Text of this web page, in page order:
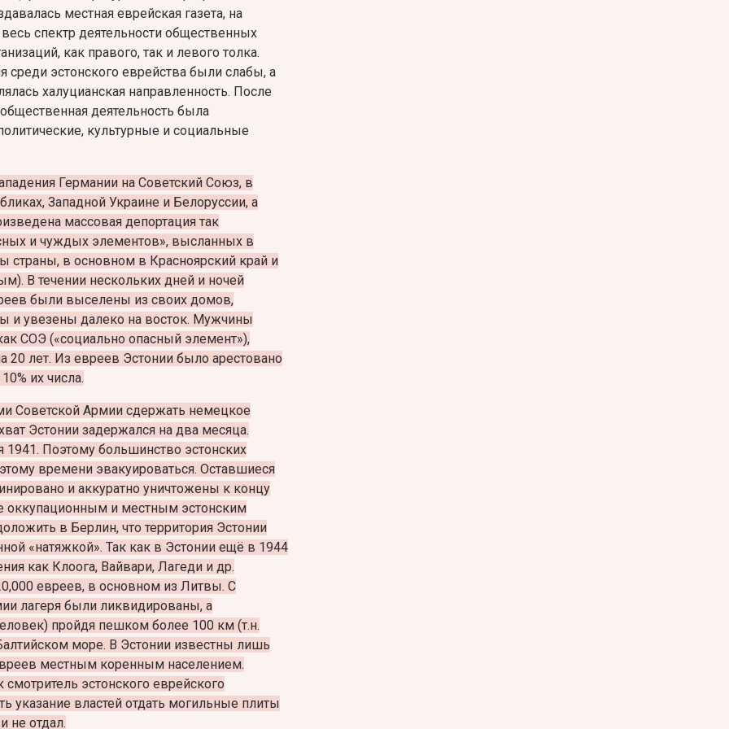
местная еврейская газета, на
спектр деятельности общественных
как правого, так и левого толка.
среди эстонского еврейства были слабы, а
халуцианская направленность. После
деятельность была
культурные и социальные
Германии на Советский Союз, в
Западной Украине и Белоруссии, а
массовая депортация так
и чуждых элементов», высланных в
страны, в основном в Красноярский край и
В течении нескольких дней и ночей
были выселены из своих домов,
и увезены далеко на восток. Мужчины
СОЭ («социально опасный элемент»),
лет. Из евреев Эстонии было арестовано
их числа.
Советской Армии сдержать немецкое
Эстонии задержался на два месяца.
1941. Поэтому большинство эстонских
времени эвакуироваться. Оставшиеся
и аккуратно уничтожены к концу
оккупационным и местным эстонским
в Берлин, что территория Эстонии
«натяжкой». Так как в Эстонии ещё в 1944
как Клоога, Вайвари, Лагеди и др.
евреев, в основном из Литвы. С
лагеря были ликвидированы, а
пройдя пешком более 100 км (т.н.
море. В Эстонии известны лишь
местным коренным населением.
эстонского еврейского
указание властей отдать могильные плиты
не отдал.